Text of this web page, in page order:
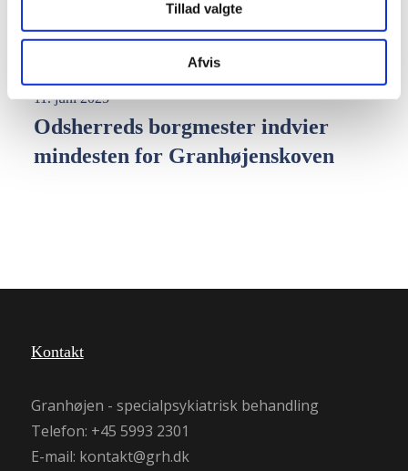
tilbage i cookieoversigten.Tillad valgte
Afvis
Odsherreds borgmester indvier
mindesten for Granhøjenskoven
11. juni 2025
Gran Recovery and Health Granhøjens botilbud
Kontakt
Granhøjen - specialpsykiatrisk behandling
Telefon: +45 5993 2301
E-mail: kontakt@grh.dk